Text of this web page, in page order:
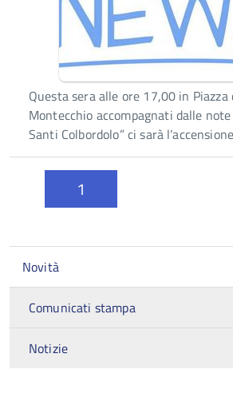
Questa sera alle ore 17,00 in Piazza
Montecchio accompagnati dalle note
Santi Colbordolo” ci sarà
1
Novità
Comunicati stampa
Notizie